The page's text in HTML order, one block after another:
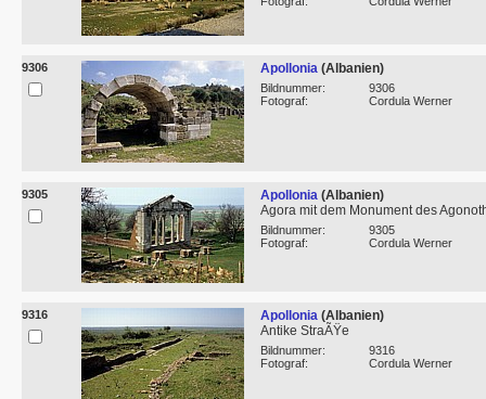
9306 Apollonia (Albanien)
Bildnummer:
9306
Fotograf:
Cordula Werner
9305 Apollonia (Albanien)
Agora mit dem Monument des
Bildnummer:
9305
Fotograf:
Cordula Werner
9316 Apollonia (Albanien)
Antike StraÃŸe
Bildnummer:
9316
Fotograf:
Cordula Werner